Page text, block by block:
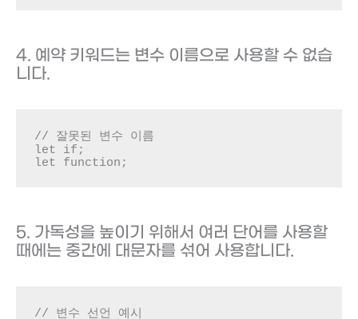
4. 예약 키워드는 변수 이름으로 사용할 수 없습
니다.
// 잘못된 변수 이름
let if;
let function;
5. 가독성을 높이기 위해서 여러 단어를 사용할
때에는 중간에 대문자를 섞어 사용합니다.
// 변수 선언 예시